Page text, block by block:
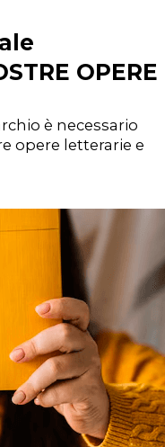
OPERE
è necessario
opere letterarie e